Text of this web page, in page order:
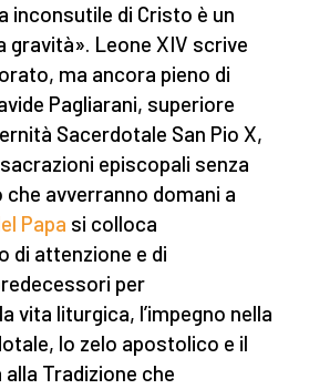
inconsutile di Cristo è un
gravità». Leone XIV scrive
ma ancora pieno di
Pagliarani, superiore
Sacerdotale San Pio X,
episcopali senza
avverranno domani a
Papa si colloca
di attenzione e di
per
vita liturgica, l’impegno nella
lo zelo apostolico e il
Tradizione che